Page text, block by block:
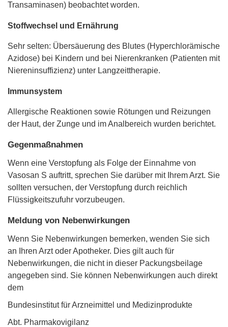
Transaminasen) beobachtet worden.
Stoffwechsel und Ernährung
Sehr selten: Übersäuerung des Blutes (Hyperchlorämische
Azidose) bei Kindern und bei Nierenkranken (Patienten mit
Niereninsuffizienz) unter Langzeittherapie.
Immunsystem
Allergische Reaktionen sowie Rötungen und Reizungen
der Haut, der Zunge und im Analbereich wurden berichtet.
Gegenmaßnahmen
Wenn eine Verstopfung als Folge der Einnahme von
Vasosan S auftritt, sprechen Sie darüber mit Ihrem Arzt. Sie
sollten versuchen, der Verstopfung durch reichlich
Flüssigkeitszufuhr vorzubeugen.
Meldung von Nebenwirkungen
Wenn Sie Nebenwirkungen bemerken, wenden Sie sich
an Ihren Arzt oder Apotheker. Dies gilt auch für
Nebenwirkungen, die nicht in dieser Packungsbeilage
angegeben sind. Sie können Nebenwirkungen auch direkt
dem
Bundesinstitut für Arzneimittel und Medizinprodukte
Abt. Pharmakovigilanz